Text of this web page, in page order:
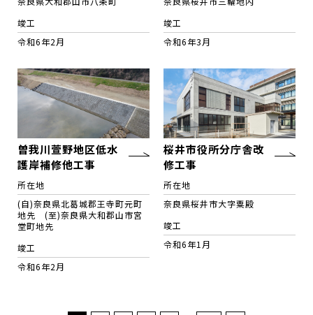
竣工
令和6年2月
竣工
令和6年3月
曽我川萱野地区低水
護岸補修他工事
所在地
(自)奈良県北葛城郡王寺町元町
地先 (至)奈良県大和郡山市宮
堂町地先
竣工
令和6年2月
桜井市役所分庁舎改
修工事
所在地
奈良県桜井市大字粟殿
竣工
令和6年1月